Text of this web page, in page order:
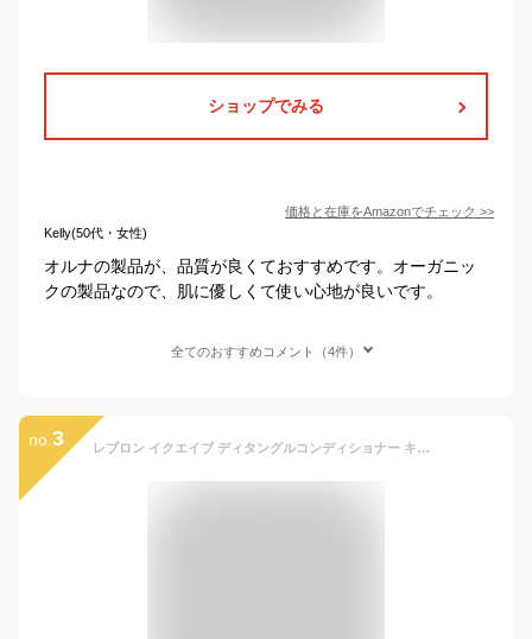
ショップでみる
価格と在庫をAmazonでチェック >>
Kelly(50代・女性)
オルナの製品が、品質が良くておすすめです。オーガニッ
クの製品なので、肌に優しくて使い心地が良いです。
全てのおすすめコメント（4件）
no. 3 レブロン イクエイブ ディタングルコンディショナー キッズプリンセス 200ml kids Princess 女の子 子供 可愛い ピンク ヘアケア 洗い流さないトリートメント アウトバストリートメント